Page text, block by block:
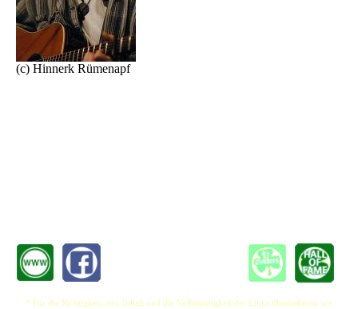
(c) Hinnerk Rümenapf
* Für die Richtigkeit, den Inhalt und die Vollständigkeit der Links übernehmen wir